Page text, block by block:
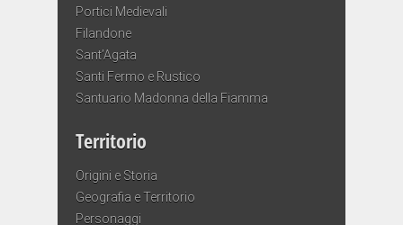
Portici Medievali
Filandone
Sant’Agata
Santi Fermo e Rustico
Santuario Madonna della Fiamma
Territorio
Origini e Storia
Geografia e Territorio
Personaggi